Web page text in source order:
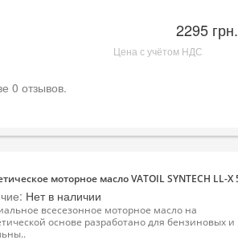
2295 грн.
Цена с учётом НДС
моторное масло VATOIL SYNTECH LL-X
Нет в наличии
всесезонное моторное масло на
основе разработано для бензиновых и